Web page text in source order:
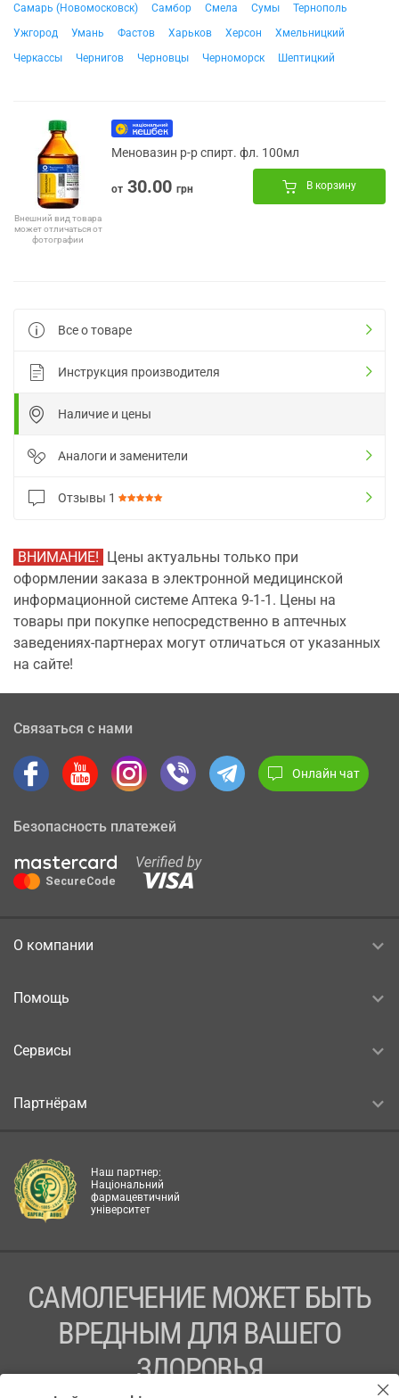
Самарь (Новомосковск)
Самбор Смела Сумы
Тернополь
Ужгород
Умань Фастов Харьков Херсон
Хмельницкий
Черкассы
Чернигов Черновцы Черноморск Шептицкий
Внешний вид товара
может отличаться от
фотографии
Меновазин р-р спирт. фл. 100мл
от 30.00 грн В корзину
Все о товаре
Инструкция производителя
Наличие и цены
Аналоги и заменители
Отзывы 1
ВНИМАНИЕ! Цены актуальны только при
оформлении заказа в электронной медицинской
информационной системе Аптека 9-1-1. Цены на
товары при покупке непосредственно в аптечных
заведениях-партнерах могут отличаться от указанных
на сайте!
Связаться с нами
Онлайн чат
Безопасность платежей
О компании
Помощь
Сервисы
Партнёрам
Наш партнер:
Національний
фармацевтичний
університет
САМОЛЕЧЕНИЕ МОЖЕТ БЫТЬ
ВРЕДНЫМ ДЛЯ ВАШЕГО
ЗДОРОВЬЯ